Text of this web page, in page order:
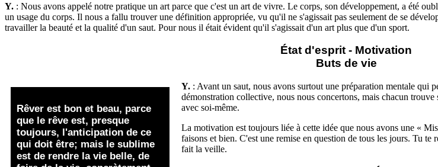
Y. : Nous avons appelé notre pratique un art parce que c'est un art de vivre. Le corps, son développement, a été
un usage du corps. Il nous a fallu trouver une définition appropriée, vu qu'il ne s'agissait pas seulement de se
travailler la beauté et la qualité d'un saut. Pour nous il était évident qu'il s'agissait d'un art plus que d'un sport.
État d'esprit - Motivation
Buts de vie
Rêver est bon et beau, parce
que le rêve est, presque
toujours, l'anticipation de ce
qui doit être; mais le sublime
est de rendre la vie belle, de
Y. : Avant un saut, nous avons surtout une préparation mentale
démonstration collective, nous nous concertons, mais chacun
avec soi-même.
La motivation est toujours liée à cette idée que nous avons une «
faisons et bien. C'est une remise en question de tous les jours. Tu
fait la veille.